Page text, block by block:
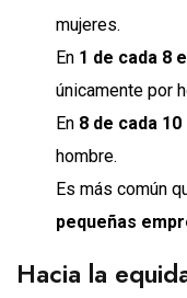
mujeres.
En 1 de cada 8
únicamente por
En 8 de cada
hombre.
Es más común
pequeñas
Hacia la